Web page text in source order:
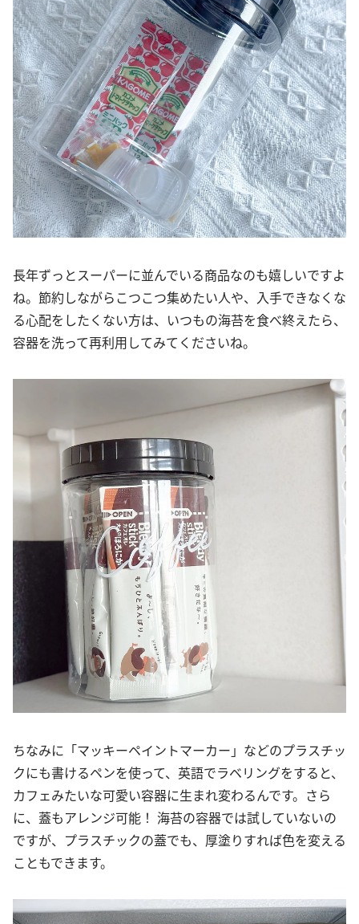
長年ずっとスーパーに並んでいる商品なのも嬉しいですよ
ね。節約しながらこつこつ集めたい人や、入手できなくな
る心配をしたくない方は、いつもの海苔を食べ終えたら、
容器を洗って再利用してみてくださいね。
ちなみに「マッキーペイントマーカー」などのプラスチッ
クにも書けるペンを使って、英語でラベリングをすると、
カフェみたいな可愛い容器に生まれ変わるんです。さら
に、蓋もアレンジ可能！ 海苔の容器では試していないの
ですが、プラスチックの蓋でも、厚塗りすれば色を変える
こともできます。